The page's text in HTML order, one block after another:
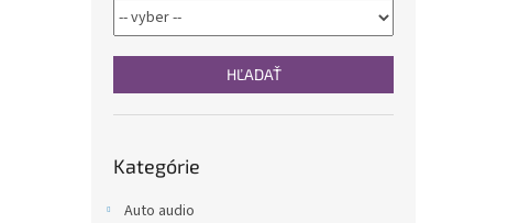
HĽADAŤ
kategórie
Kategórie
Auto audio